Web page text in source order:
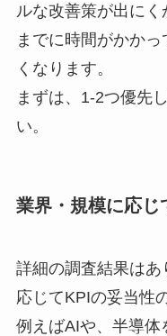
ルな改善策が出に
までに時間がかか
くなります。
まずは、1-2つ優先
い。
業界・規模に応じ
詳細の調査結果は
応じてKPIの妥当性
例えばAIや、半導体